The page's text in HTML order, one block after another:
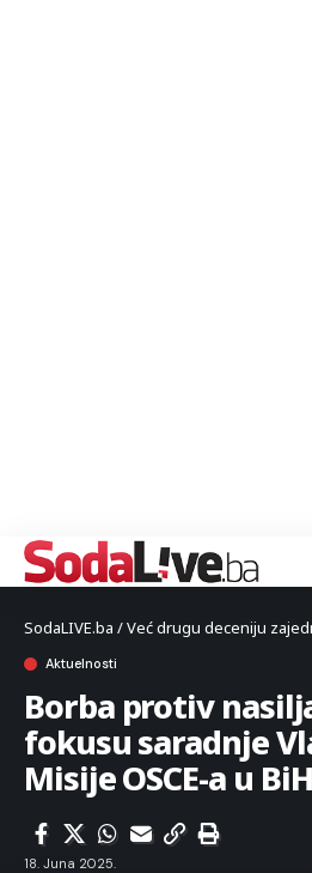
SodaLIVE.ba / Već drugu deceniju
Aktuelnosti
Borba protiv
fokusu saradnje
Misije OSCE-a u BiH
18. Juna 2025.